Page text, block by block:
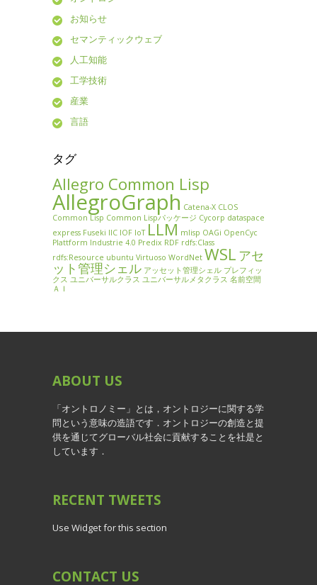
お知らせ
セマンティックウェブ
人工知能
工学技術
産業
言語
タグ
Allegro Common Lisp
AllegroGraph Catena-X CLOS
Common Lisp Common Lispパッケージ Cycorp dataspace
express Fuseki IIC IOF IoT LLM mlisp OAGi OpenCyc
Plattform Industrie 4.0 Predix RDF rdfs:Class
rdfs:Resource ubuntu Virtuoso WordNet WSL アセ
ット管理シェル アッセット管理シェル プレフィッ
クス ユニバーサルクラス ユニバーサルメタクラス 名前空間
ＡＩ
ABOUT US
「オントロノミー」とは，オントロジーに関する学
問という意味の造語です．オントロジーの創造と提
供を通じてグローバル社会に貢献することを社是と
しています．
RECENT TWEETS
Use Widget for this section
CONTACT US